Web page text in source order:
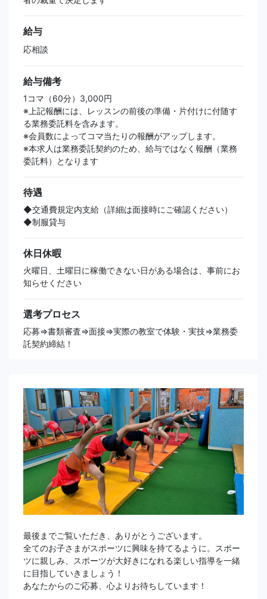
給与
応相談
給与備考
1コマ（60分）3,000円
※上記報酬には、レッスンの前後の準備・片付けに付随す
る業務委託料を含みます。
※会員数によってコマ当たりの報酬がアップします。
※本求人は業務委託契約のため、給与ではなく報酬（業務
委託料）となります
待遇
◆交通費規定内支給（詳細は面接時にご確認ください）
◆制服貸与
休日休暇
火曜日、土曜日に稼働できない日がある場合は、事前にお
知らせください
選考プロセス
応募⇒書類審査⇒面接⇒実際の教室で体験・実技⇒業務委
託契約締結！
最後までご覧いただき、ありがとうございます。
全てのお子さまがスポーツに興味を持てるように。スポー
ツに親しみ、スポーツが大好きになれる楽しい指導を一緒
に目指していきましょう！
あなたからのご応募、心よりお待ちしています！